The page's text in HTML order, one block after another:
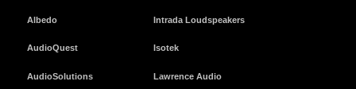
Albedo
AudioQuest
AudioSolutions
Intrada Loudspeakers
Isotek
Lawrence Audio